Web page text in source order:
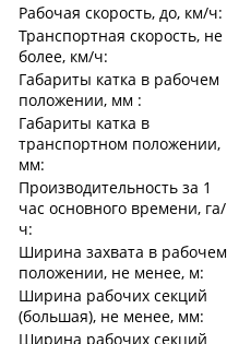
Рабочая скорость, до, км/ч:
Транспортная скорость, не
более, км/ч:
Габариты катка в рабочем
положении, мм :
Габариты катка в
транспортном положении,
мм:
Производительность за 1
час основного времени, га/
ч:
Ширина захвата в рабочем
положении, не менее, м:
Ширина рабочих секций
(большая), не менее, мм:
Ширина рабочих секций